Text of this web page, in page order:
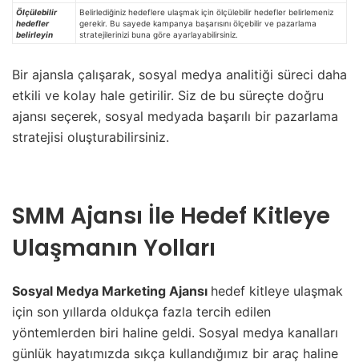
Ölçülebilir
hedefler
belirleyin
Belirlediğiniz hedeflere ulaşmak için ölçülebilir hedefler belirlemeniz
gerekir. Bu sayede kampanya başarısını ölçebilir ve pazarlama
stratejilerinizi buna göre ayarlayabilirsiniz.
Bir ajansla çalışarak, sosyal medya analitiği süreci daha
etkili ve kolay hale getirilir. Siz de bu süreçte doğru
ajansı seçerek, sosyal medyada başarılı bir pazarlama
stratejisi oluşturabilirsiniz.
SMM Ajansı İle Hedef Kitleye
Ulaşmanın Yolları
Sosyal Medya Marketing Ajansı hedef kitleye ulaşmak
için son yıllarda oldukça fazla tercih edilen
yöntemlerden biri haline geldi. Sosyal medya kanalları
günlük hayatımızda sıkça kullandığımız bir araç haline